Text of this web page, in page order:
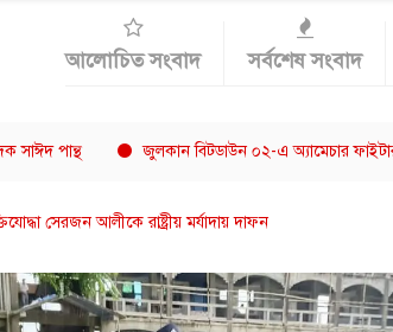
আলোচিত সংবাদ সর্বশেষ সংবাদ
জুলকান বিটডাউন ০২-এ অ্যামেচার ফাইটারদের
সেরজন আলীকে রাষ্ট্রীয় মর্যাদায় দাফন